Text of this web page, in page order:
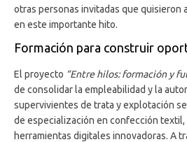
otras personas invitadas que quisieron
en este importante hito.
Formación para construir
El proyecto “Entre hilos: formación y
de consolidar la empleabilidad y la
supervivientes de trata y explotación
de especialización en confección
herramientas digitales innovadoras. A